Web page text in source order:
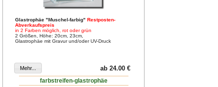
Glastrophäe "Muschel-farbig" Restposten-
Abverkaufspreis
in 2 Farben möglich, rot oder grün
2 Größen, Höhe: 20cm, 23cm,
Glastrophäe mit Gravur und/oder UV-Druck
ab 24.00 €
farbstreifen-glastrophäe